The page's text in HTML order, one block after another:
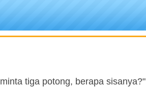
tiga potong, berapa sisanya?"